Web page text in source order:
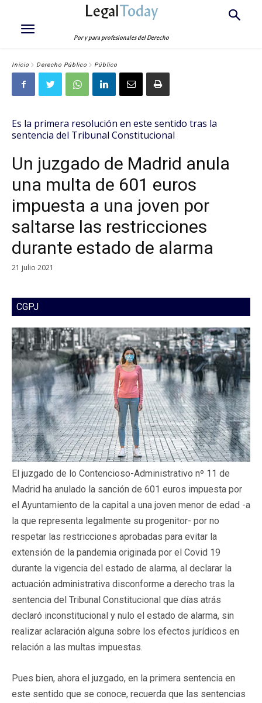
LegalToday
Por y para profesionales del Derecho
Inicio Derecho Público Público
Es la primera resolución en este sentido tras la
sentencia del Tribunal Constitucional
Un juzgado de Madrid anula
una multa de 601 euros
impuesta a una joven por
saltarse las restricciones
durante estado de alarma
21 julio 2021
CGPJ
El juzgado de lo Contencioso-Administrativo nº 11 de
Madrid ha anulado la sanción de 601 euros impuesta por
el Ayuntamiento de la capital a una joven menor de edad -a
la que representa legalmente su progenitor- por no
respetar las restricciones aprobadas para evitar la
extensión de la pandemia originada por el Covid 19
durante la vigencia del estado de alarma, al declarar la
actuación administrativa disconforme a derecho tras la
sentencia del Tribunal Constitucional que días atrás
declaró inconstitucional y nulo el estado de alarma, sin
realizar aclaración alguna sobre los efectos jurídicos en
relación a las multas impuestas.
Pues bien, ahora el juzgado, en la primera sentencia en
este sentido que se conoce, recuerda que las sentencias